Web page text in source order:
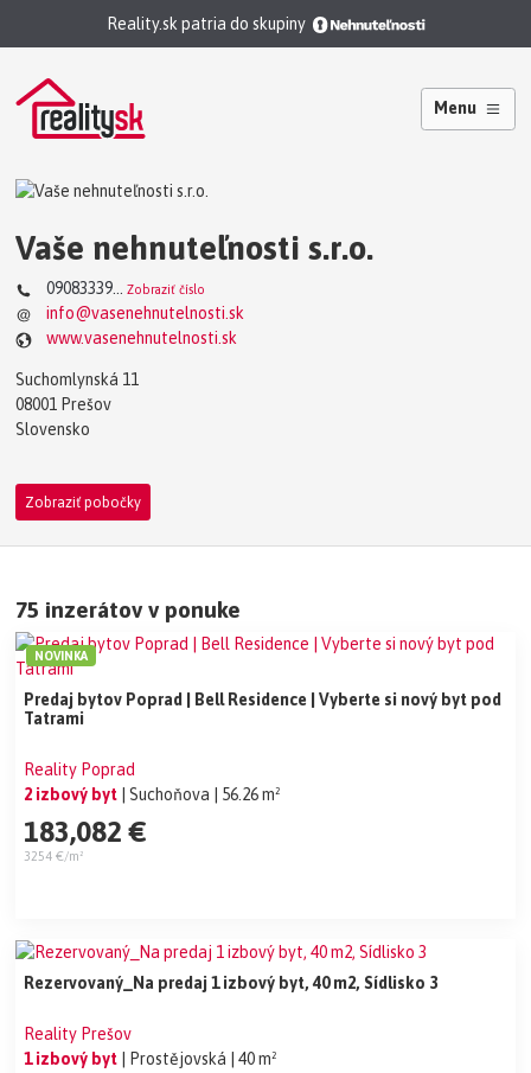
Reality.sk patria do skupiny
Menu
Vaše nehnuteľnosti s.r.o.
09083339... Zobraziť číslo
info@vasenehnutelnosti.sk
www.vasenehnutelnosti.sk
Suchomlynská 11
08001 Prešov
Slovensko
Zobraziť pobočky
75 inzerátov v ponuke
Predaj bytov Poprad | Bell Residence | Vyberte si nový byt pod
Tatrami
Reality Poprad
2 izbový byt
| Suchoňova | 56.26 m²
183,082 €
3254 €/m²
NOVINKA
Rezervovaný_Na predaj 1 izbový byt, 40 m2, Sídlisko 3
Reality Prešov
1 izbový byt
| Prostějovská | 40 m²